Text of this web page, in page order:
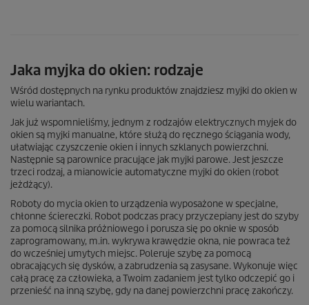
Jaka myjka do okien: rodzaje
Wśród dostępnych na rynku produktów znajdziesz myjki do okien w
wielu wariantach.
Jak już wspomnieliśmy, jednym z rodzajów elektrycznych myjek do
okien są myjki manualne, które służą do ręcznego ściągania wody,
ułatwiając czyszczenie okien i innych szklanych powierzchni.
Następnie są parownice pracujące jak myjki parowe. Jest jeszcze
trzeci rodzaj, a mianowicie automatyczne myjki do okien (robot
jeżdżący).
Roboty do mycia okien to urządzenia wyposażone w specjalne,
chłonne ściereczki. Robot podczas pracy przyczepiany jest do szyby
za pomocą silnika próżniowego i porusza się po oknie w sposób
zaprogramowany, m.in. wykrywa krawędzie okna, nie powraca też
do wcześniej umytych miejsc. Poleruje szybę za pomocą
obracających się dysków, a zabrudzenia są zasysane. Wykonuje więc
całą pracę za człowieka, a Twoim zadaniem jest tylko odczepić go i
przenieść na inną szybę, gdy na danej powierzchni pracę zakończy.